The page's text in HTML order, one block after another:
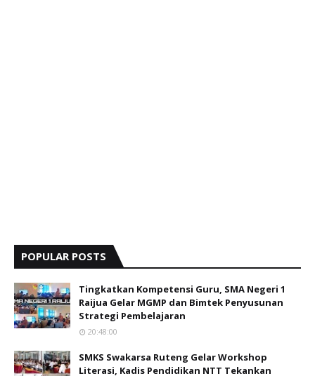
POPULAR POSTS
Tingkatkan Kompetensi Guru, SMA Negeri 1
Raijua Gelar MGMP dan Bimtek Penyusunan
Strategi Pembelajaran
20:48:00
SMKS Swakarsa Ruteng Gelar Workshop
Literasi, Kadis Pendidikan NTT Tekankan